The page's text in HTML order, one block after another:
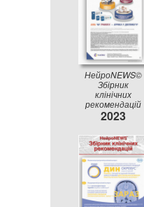
НейроNEWS©
Збірник
клінічних
рекомендацій
2023